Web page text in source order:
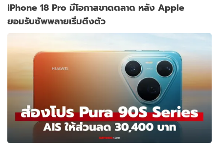
iPhone 18 Pro มีโอกาสขาดตลาด หลัง Apple
ยอมรับซัพพลายเริ่มตึงตัว